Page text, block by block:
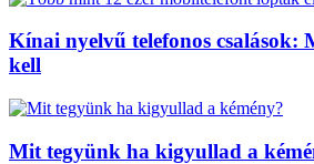
Kínai nyelvű telefonos csalások:
kell
Mit tegyünk ha kigyullad a